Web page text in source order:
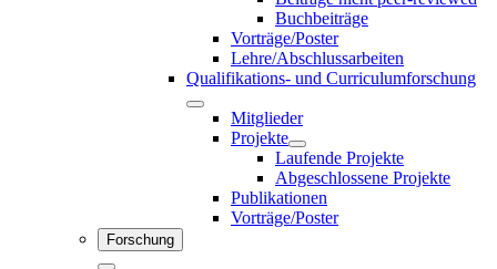
Buchbeiträge
Vorträge/Poster
Lehre/Abschlussarbeiten
Qualifikations- und Curriculumforschung
Mitglieder
Projekte
Laufende Projekte
Abgeschlossene Projekte
Publikationen
Vorträge/Poster
Forschung